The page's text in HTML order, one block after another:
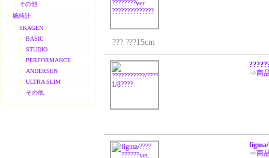
その他
腕時計
SKAGEN
BASIC
STUDIO
PERFORMANCE
ANDERSEN
ULTRA SLIM
その他
??? ???15cm
⇒商
figma/
⇒商